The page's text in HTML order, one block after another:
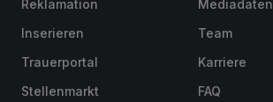
Reklamation
Inserieren
Trauerportal
Stellenmarkt
Mediadaten
Team
Karriere
FAQ